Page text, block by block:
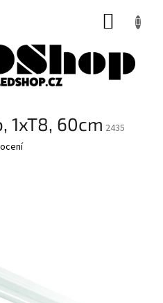
1xT8, 60cm 2435